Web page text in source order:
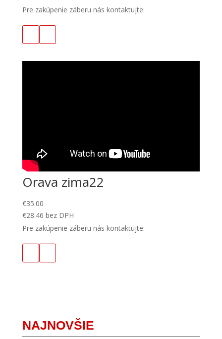
Pre zakúpenie záberu nás kontaktujte:
Orava zima22
€35.00
€28.46 bez DPH
Pre zakúpenie záberu nás kontaktujte:
NAJNOVŠIE